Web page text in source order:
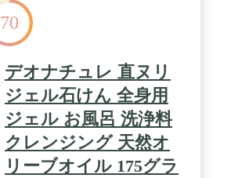
70
デオナチュレ 直ヌリ
ジェル石けん 全身用
ジェル お風呂 洗浄料
クレンジング 天然オ
リーブオイル 175グラ